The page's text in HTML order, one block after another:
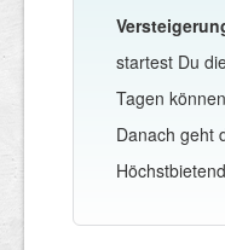
startest Du
Tagen
Danach geht